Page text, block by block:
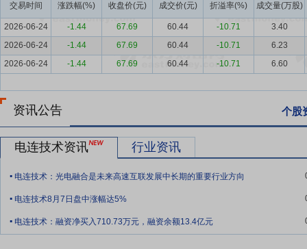
的优质品牌形象，获得市场与客户的广泛认可。
要点9：拟1.125亿元控股恒赫鼎富 布局柔性线路板产业
2018年10月
要点10：自愿锁定股份
自公司股票上市之日起三十六个月内,不转
间接持有的该部分股份。
要点11：增资合肥电连用于连接器产业基地建设项目
续旺盛、公司业务快速发展的趋势。项目具体包括①购置自动分料机
OracleEBS管理方案,提升公司总部采购、生产、销售的综合效率;②新
交易时间 涨跌幅(%) 收盘价(元) 成交价(元) 折溢率(%) 成交量(万股)
2026-06-24 -1.44 67.69 60.44 -10.71
3.40
2026-06-24
-1.44 67.69 60.44 -10.71
6.23
2026-06-24
-1.44 67.69 60.44 -10.71 6.60
资讯公告 个股
电连技术资讯 行业资讯
. 电连技术：光电融合是未来高速互联发展中长期的重要行业方向
. 电连技术8月7日盘中涨幅达5%
. 电连技术：融资净买入710.73万元，融资余额13.4亿元